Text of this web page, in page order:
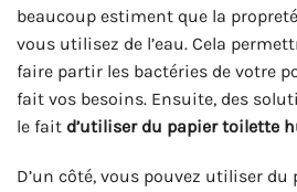
beaucoup estiment que la
vous utilisez de l’eau. Cela
faire partir les bactéries de votre
fait vos besoins. Ensuite, des
le fait d’utiliser du papier toilette
D’un côté, vous pouvez utiliser